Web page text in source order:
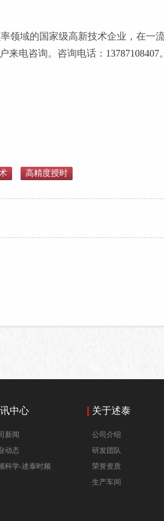
领域的国家级高新技术企业，在一
来电咨询。咨询电话： 13787108407。
高精度授时
中心
新闻
动态
科学-述泰时频
关于述泰
公司介绍
研发团队
荣誉资质
生产车间